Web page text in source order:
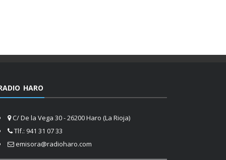
HARO
C/ De la Vega 30 - 26200 Haro (La Rioja)
Tlf.: 941 31 07 33
emisora@radioharo.com